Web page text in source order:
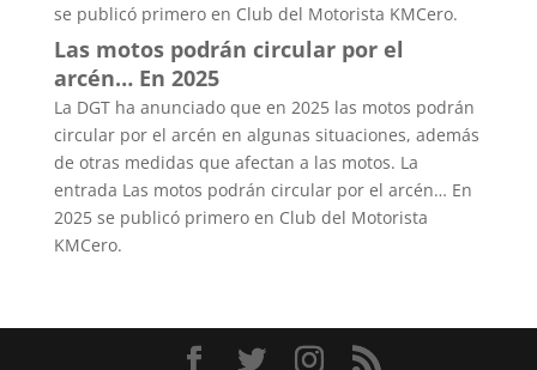
se publicó primero en Club del Motorista KMCero.
Las motos podrán circular por el
arcén… En 2025
La DGT ha anunciado que en 2025 las motos podrán
circular por el arcén en algunas situaciones, además
de otras medidas que afectan a las motos. La
entrada Las motos podrán circular por el arcén… En
2025 se publicó primero en Club del Motorista
KMCero.